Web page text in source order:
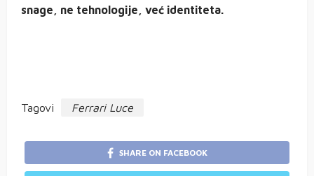
snage, ne tehnologije, već identiteta.
Tagovi Ferrari Luce
SHARE ON FACEBOOK